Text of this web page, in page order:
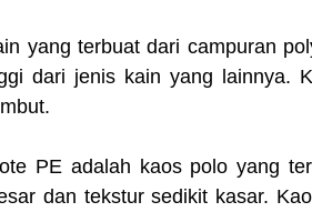
yang terbuat dari campuran
dari jenis kain yang lainnya.
PE adalah kaos polo yang
dan tekstur sedikit kasar.